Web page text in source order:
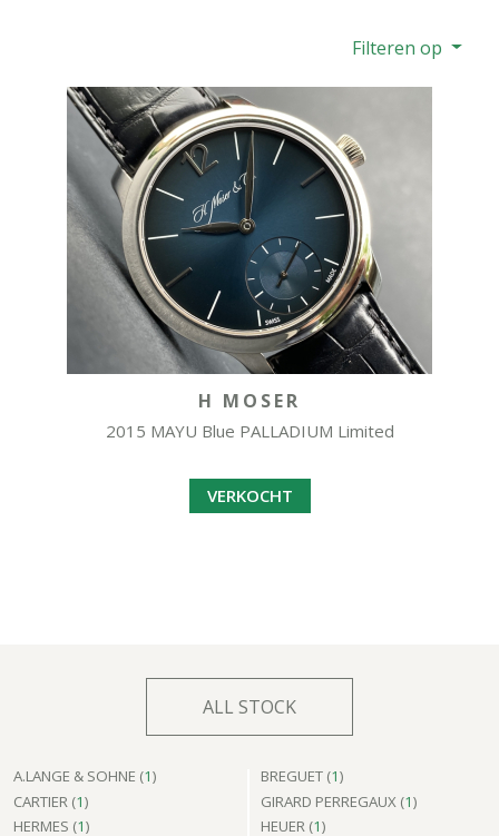
Filteren op
H MOSER
2015 MAYU Blue PALLADIUM Limited
VERKOCHT
ALL STOCK
A.LANGE & SOHNE (1) BREGUET (1)
CARTIER (1) GIRARD PERREGAUX (1)
HERMES (1) HEUER (1)